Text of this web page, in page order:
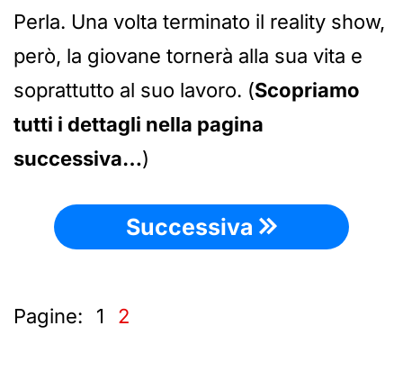
Perla. Una volta terminato il reality show,
però, la giovane tornerà alla sua vita e
soprattutto al suo lavoro. (Scopriamo
tutti i dettagli nella pagina
successiva…)
Successiva
Pagine: 1 2